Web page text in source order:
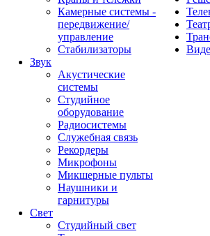
Камерные системы -
передвижение/
управление
Стабилизаторы
Звук
Акустические
системы
Студийное
оборудование
Радиосистемы
Служебная связь
Рекордеры
Микрофоны
Микшерные пульты
Наушники и
гарнитуры
Свет
Студийный свет